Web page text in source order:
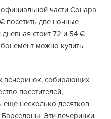
части Сонара
посетить две ночные
стоит 72 и 54 €
можно купить
вечеринок, собирающих
посетителей,
еще несколько десятков
Эти вечеринки